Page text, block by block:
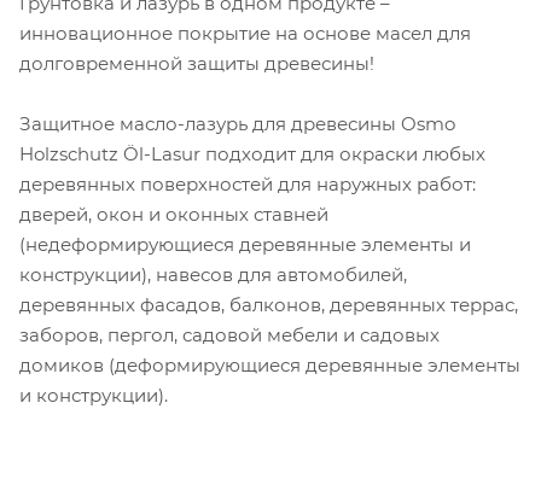
инновационное покрытие на основе масел для
долговременной защиты древесины!
Защитное масло-лазурь для древесины Osmo
Holzschutz Öl-Lasur подходит для окраски любых
деревянных поверхностей для наружных работ:
дверей, окон и оконных ставней
(недеформирующиеся деревянные элементы и
конструкции), навесов для автомобилей,
деревянных фасадов, балконов, деревянных террас,
заборов, пергол, садовой мебели и садовых
домиков (деформирующиеся деревянные элементы
и конструкции).